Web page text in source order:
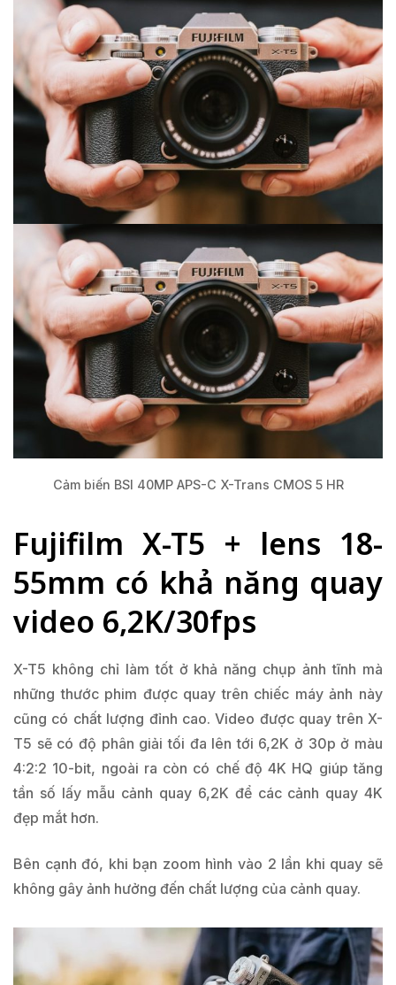
Cảm biến BSI 40MP APS-C X-Trans CMOS 5 HR
Fujifilm X-T5 + lens 18-
55mm có khả năng quay
video 6,2K/30fps
X-T5 không chỉ làm tốt ở khả năng chụp ảnh tĩnh mà
những thước phim được quay trên chiếc máy ảnh này
cũng có chất lượng đỉnh cao. Video được quay trên X-
T5 sẽ có độ phân giải tối đa lên tới 6,2K ở 30p ở màu
4:2:2 10-bit, ngoài ra còn có chế độ 4K HQ giúp tăng
tần số lấy mẫu cảnh quay 6,2K để các cảnh quay 4K
đẹp mắt hơn.
Bên cạnh đó, khi bạn zoom hình vào 2 lần khi quay sẽ
không gây ảnh hưởng đến chất lượng của cảnh quay.